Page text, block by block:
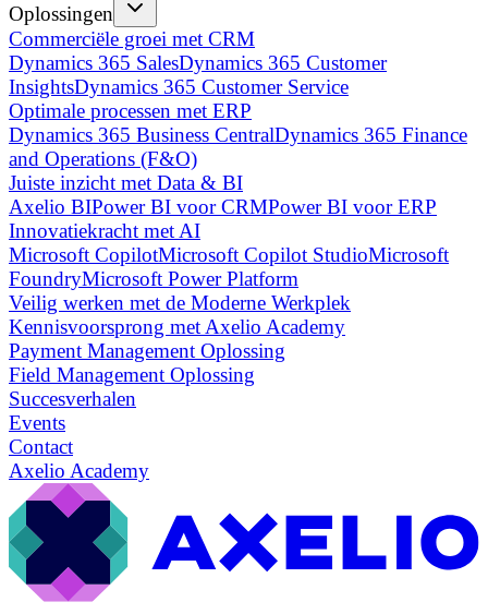
Oplossingen
Commerciële groei met CRM
Dynamics 365 SalesDynamics 365 Customer
InsightsDynamics 365 Customer Service
Optimale processen met ERP
Dynamics 365 Business CentralDynamics 365 Finance
and Operations (F&O)
Juiste inzicht met Data & BI
Axelio BIPower BI voor CRMPower BI voor ERP
Innovatiekracht met AI
Microsoft CopilotMicrosoft Copilot StudioMicrosoft
FoundryMicrosoft Power Platform
Veilig werken met de Moderne Werkplek
Kennisvoorsprong met Axelio Academy
Payment Management Oplossing
Field Management Oplossing
Succesverhalen
Events
Contact
Axelio Academy